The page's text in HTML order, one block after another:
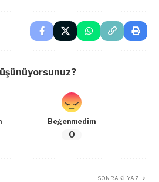
Beğenmedim
0
SONRAKI YAZI